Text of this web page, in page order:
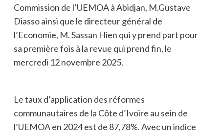
Commission de l’UEMOA à Abidjan, M.Gustave
Diasso ainsi que le directeur général de
l’Economie, M. Sassan Hien qui y prend part pour
sa première fois à la revue qui prend fin, le
mercredi 12 novembre 2025.
Le taux d’application des réformes
communautaires de la Côte d’Ivoire au sein de
l’UEMOA en 2024 est de 87,78%. Avec un indice